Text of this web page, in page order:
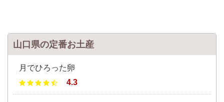
山口県の定番お土産
月でひろった卵
4.3